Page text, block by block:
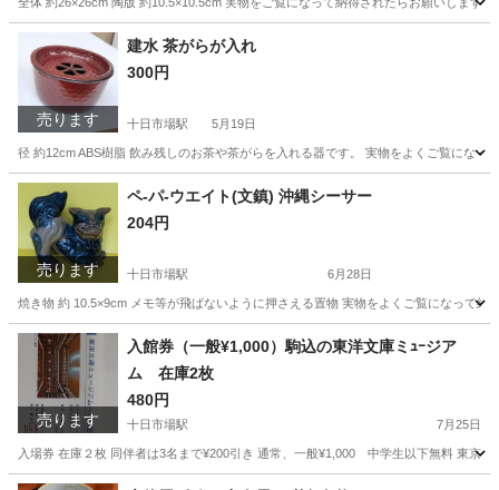
横浜市 十日市場駅 その他
売ります
建水 茶がらが入れ
300円
十日市場駅 5月19日
径 約12cm ABS樹脂 飲み残しのお茶や茶がらを入れる器です。 実物をよくご覧にな
神奈川 横浜市 十日市場駅 食器 お茶
売ります
ペ-パ-ウエイト(文鎮) 沖縄シーサー
204円
十日市場駅 6月28日
焼き物 約 10.5×9cm メモ等が飛ばないように押さえる置物 実物をよくご覧になって
神奈川 横浜市 十日市場駅 インテリア雑貨/小物 文鎮
売ります
入館券（一般¥1,000）駒込の東洋文庫ミｭｰジア
ム 在庫2枚
480円
十日市場駅 7月25日
入場券 在庫２枚 同伴者は3名まで¥200引き 通常、一般¥1,000 中学生以下無料 東京